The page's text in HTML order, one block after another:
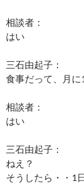
相談者：
はい
三石由起子：
食事だって、月に
相談者：
はい
三石由起子：
ねえ？
そうしたら・・1